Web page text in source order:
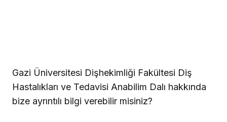
Gazi Üniversitesi Dişhekimliği Fakültesi Diş
Hastalıkları ve Tedavisi Anabilim Dalı hakkında
bize ayrıntılı bilgi verebilir misiniz?